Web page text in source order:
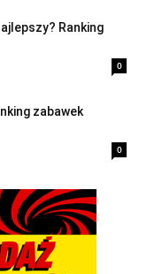
Ranking
0
zabawek
0